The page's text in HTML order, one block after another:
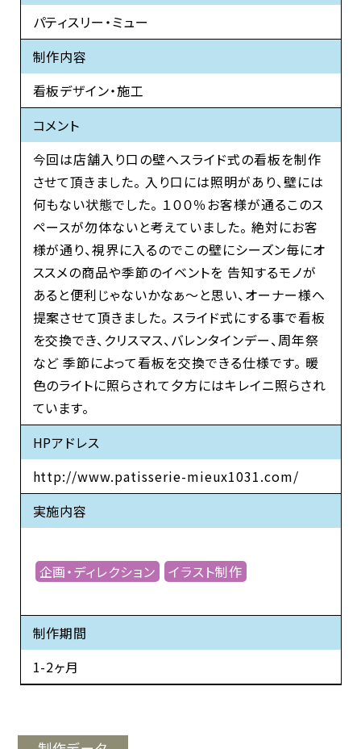
パティスリー・ミュー
制作内容
看板デザイン・施工
コメント
今回は店舗入り口の壁へスライド式の看板を制作
させて頂きました。 入り口には照明があり、壁には
何もない状態でした。 １００％お客様が通るこのス
ペースが勿体ないと考えていました。 絶対にお客
様が通り、視界に入るのでこの壁にシーズン毎にオ
ススメの商品や季節のイベントを 告知するモノが
あると便利じゃないかなぁ～と思い、オーナー様へ
提案させて頂きました。 スライド式にする事で看板
を交換でき、クリスマス、バレンタインデー、周年祭
など 季節によって看板を交換できる仕様です。 暖
色のライトに照らされて夕方にはキレイニ照らされ
ています。
HPアドレス
http://www.patisserie-mieux1031.com/
実施内容
企画・ディレクション イラスト制作
制作期間
1-2ヶ月